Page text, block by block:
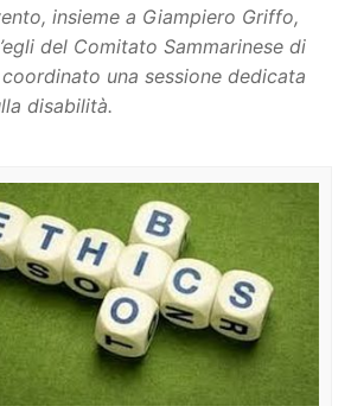
insieme a Giampiero Griffo,
del Comitato Sammarinese di
una sessione dedicata
disabilità.